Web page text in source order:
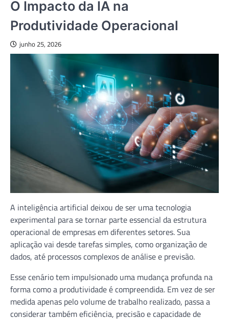
O Impacto da IA na
Produtividade Operacional
junho 25, 2026
A inteligência artificial deixou de ser uma tecnologia
experimental para se tornar parte essencial da estrutura
operacional de empresas em diferentes setores. Sua
aplicação vai desde tarefas simples, como organização de
dados, até processos complexos de análise e previsão.
Esse cenário tem impulsionado uma mudança profunda na
forma como a produtividade é compreendida. Em vez de ser
medida apenas pelo volume de trabalho realizado, passa a
considerar também eficiência, precisão e capacidade de